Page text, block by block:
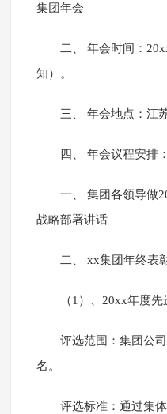
集团年会
二、 年会时间：
知）。
三、 年会地点：江
四、 年会议程安排：
一、 集团各领导做
战略部署讲话
二、 xx集团年终表
（1）、20xx年度
评选范围：集团公
名。
评选标准：通过集